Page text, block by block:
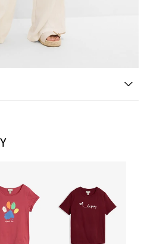
letné, z viskózového mixu
KOŠÍKA